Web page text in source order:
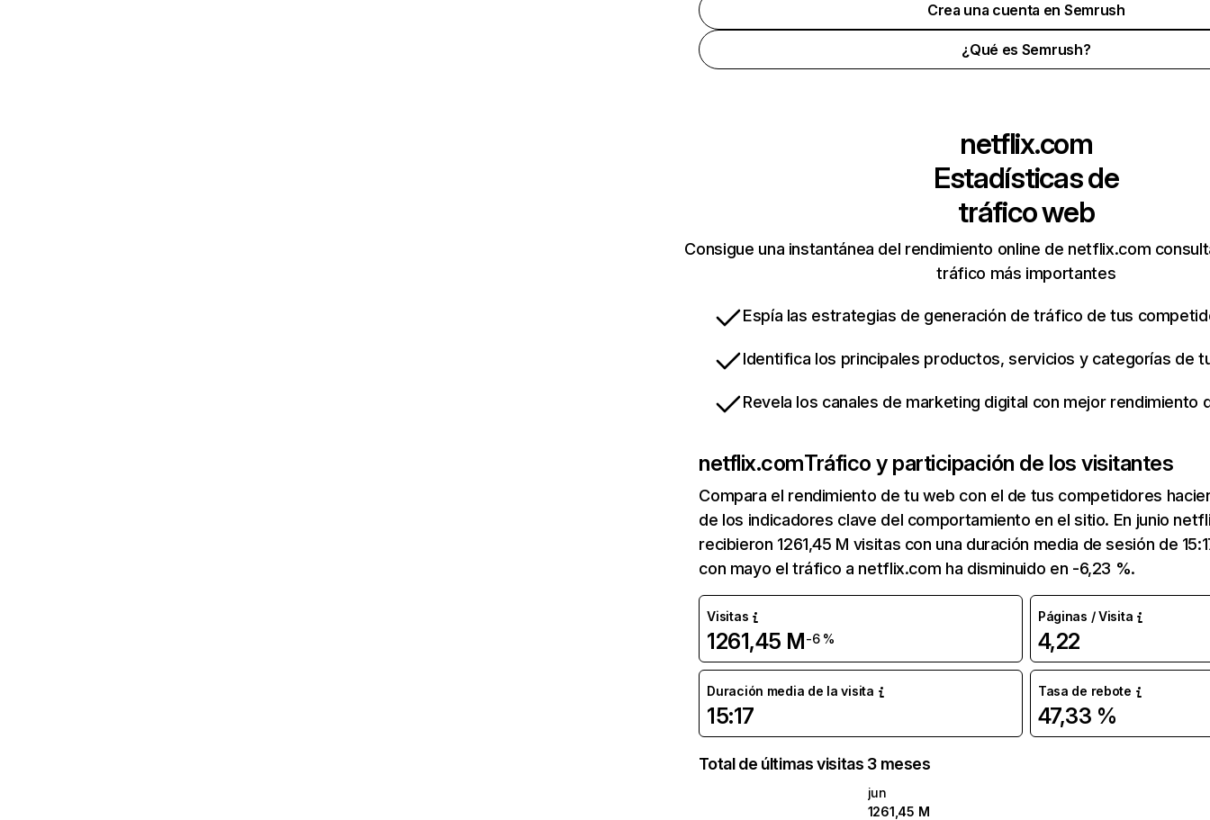
Crea una cuenta en Semrush
¿Qué es Semrush?
netflix.com
Estadísticas de
tráfico web
Consigue una instantánea del rendimiento online de netflix.com
tráfico más importantes
Espía las estrategias de generación de tráfico de tus
Identifica los principales productos, servicios y categorías de
Revela los canales de marketing digital con mejor rendimiento
netflix.comTráfico y participación de los visitantes
Compara el rendimiento de tu web con el de tus competidores
de los indicadores clave del comportamiento en el sitio. En junio
recibieron 1261,45 M visitas con una duración media de sesión de
con mayo el tráfico a netflix.com ha disminuido en -6,23 %.
Visitas
1261,45 M-6 %
Páginas / Visita
4,22
Duración media de la visita
15:17
Tasa de rebote
47,33 %
Total de últimas visitas 3 meses
jun
1261,45 M